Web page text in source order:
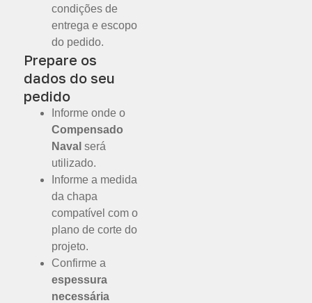
condições de
entrega e escopo
do pedido.
Prepare os
dados do seu
pedido
Informe onde o
Compensado
Naval será
utilizado.
Informe a medida
da chapa
compatível com o
plano de corte do
projeto.
Confirme a
espessura
necessária